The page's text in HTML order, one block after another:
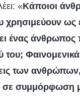
«Κάποιοι
χρησιμεύουν
ένας άνθρωπος
του;
των ανθρώπων,
σε